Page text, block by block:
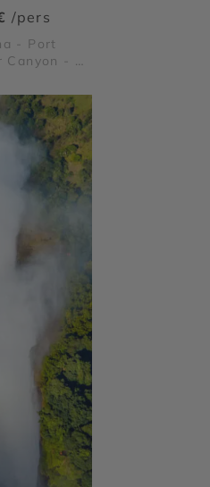
/pers
- Port
- Le